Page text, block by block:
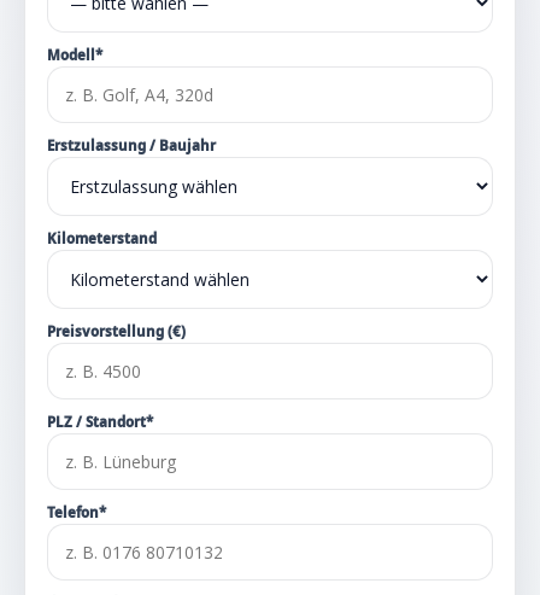
Modell*
Erstzulassung / Baujahr
Kilometerstand
Preisvorstellung (€)
PLZ / Standort*
Telefon*